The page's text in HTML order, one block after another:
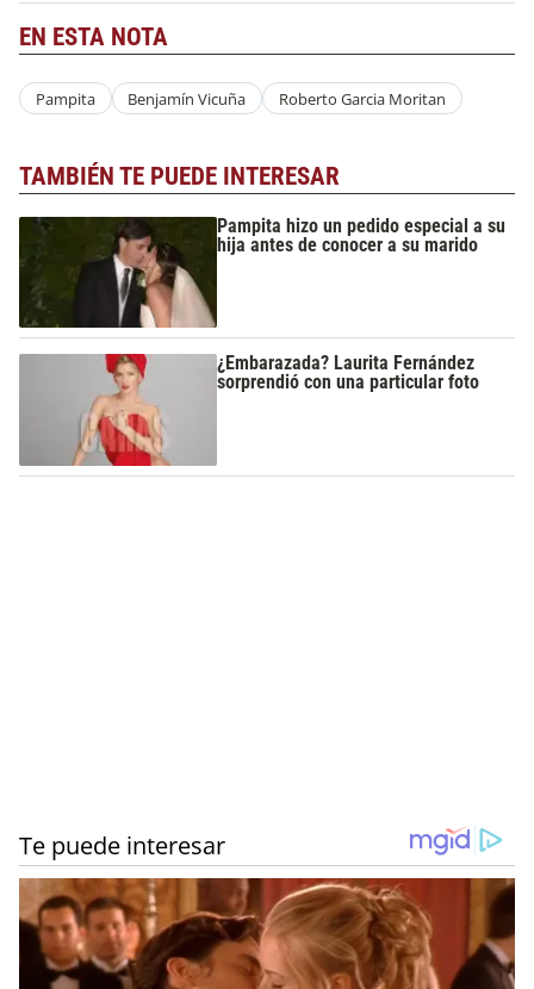
EN ESTA NOTA
Pampita Benjamín Vicuña Roberto Garcia Moritan
TAMBIÉN TE PUEDE INTERESAR
Pampita hizo un pedido especial a su
hija antes de conocer a su marido
¿Embarazada? Laurita Fernández
sorprendió con una particular foto